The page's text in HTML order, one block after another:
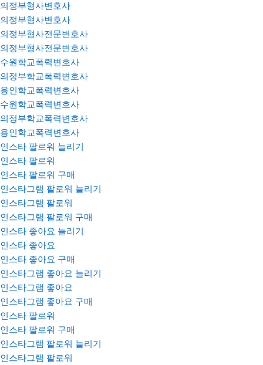
의정부형사변호사
의정부형사변호사
의정부형사전문변호사
의정부형사전문변호사
수원학교폭력변호사
의정부학교폭력변호사
용인학교폭력변호사
수원학교폭력변호사
의정부학교폭력변호사
용인학교폭력변호사
인스타 팔로워 늘리기
인스타 팔로워
인스타 팔로워 구매
인스타그램 팔로워 늘리기
인스타그램 팔로워
인스타그램 팔로워 구매
인스타 좋아요 늘리기
인스타 좋아요
인스타 좋아요 구매
인스타그램 좋아요 늘리기
인스타그램 좋아요
인스타그램 좋아요 구매
인스타 팔로워
인스타 팔로워 구매
인스타그램 팔로워 늘리기
인스타그램 팔로워